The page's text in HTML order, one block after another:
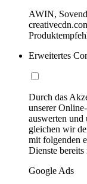
AWIN,
Erweitertes
Durch das
unserer
auswerten und
gleichen wir
mit folgenden
Dienste bereits
Google Ads